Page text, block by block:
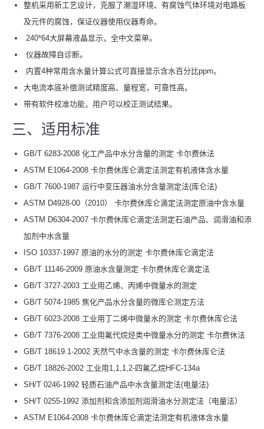
整机采用新工艺设计，克服了潮湿环境、有腐蚀气体环境对电路板
及元件的腐蚀，保证仪器使用仪器寿命。
240*64大屏幕液晶显示，全中文菜单。
仪器故障自诊断。
内置4种常用含水量计算公式可直接显示含水百分比ppm。
大电流本底补偿测试精度高、量程宽，可靠性高。
带有软件校准功能，用户可以校正测试结果。
三、适用标准
GB/T 6283-2008 化工产品中水分含量的测定 卡尔费休法
ASTM E1064-2008 卡尔费休库仑滴定法测定有机液体含水量
GB/T 7600-1987 运行中变压器油水分含量测定法(库仑法)
ASTM D4928-00（2010） 卡尔费休库仑滴定法测定原油中含水量
ASTM D6304-2007 卡尔费休库仑滴定法测定石油产品、润滑油和添
加剂中水含量
ISO 10337-1997 原油的水分的测定 卡尔费休库仑滴定法
GB/T 11146-2009 原油水含量测定 卡尔费休库仑滴定法
GB/T 3727-2003 工业用乙烯、丙烯中微量水的测定
GB/T 5074-1985 焦化产品水分含量的微库仑测定方法
GB/T 6023-2008 工业用丁二烯中微量水的测定 卡尔费休库仑法
GB/T 7376-2008 工业用氟代烷烃类中微量水分的测定 卡尔费休法
GB/T 18619.1-2002 天然气中水含量的测定 卡尔费休库仑法
GB/T 18826-2002 工业用1,1,1,2-四氟乙烷HFC-134a
SH/T 0246-1992 轻质石油产品中水含量测定法(电量法)
SH/T 0255-1992 添加剂和含添加剂润滑油水分测定法（电量法）
ASTM E1064-2008 卡尔费休库仑滴定法测定有机液体含水量